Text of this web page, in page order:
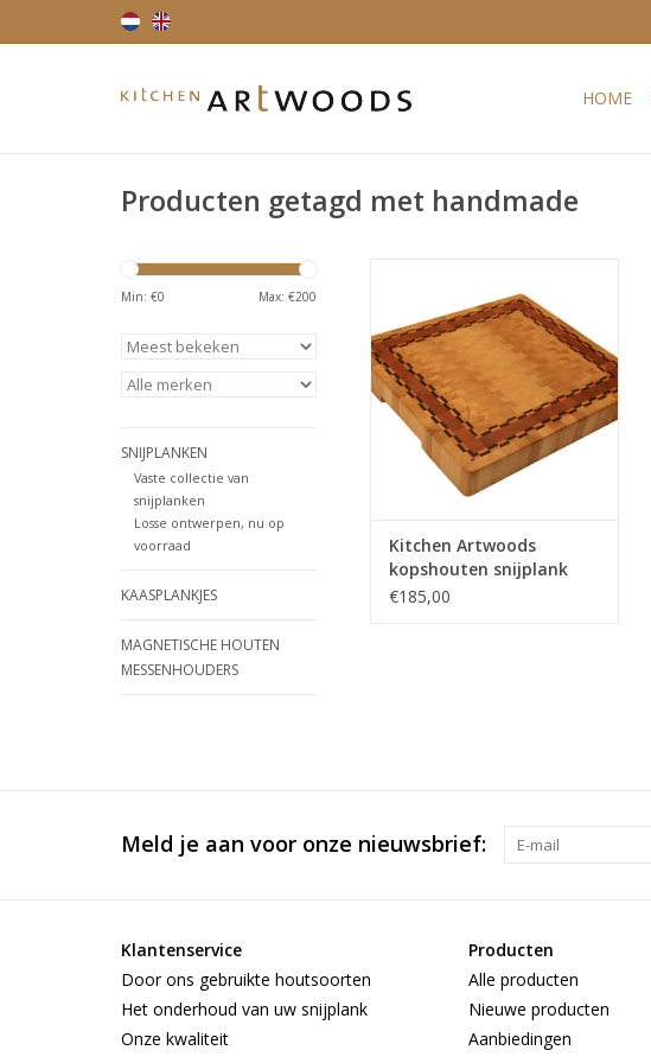
HOME
Producten getagd met handmade
Min: €0 Max: €200
SNIJPLANKEN
Vaste collectie van
snijplanken
Losse ontwerpen, nu op
voorraad
KAASPLANKJES
MAGNETISCHE HOUTEN
MESSENHOUDERS
klassieke varianten uit de
permanente collectie, echter met
een wat meer speelse bies. Het
haagbeuk blijft in onze ogen een
van de beste houtsoorten voor
snijplanken. Het is splijtvast,
werkt niet of nauwelijks en heeft e
TOEVOEGEN AAN WINKELWAGEN
Kitchen Artwoods
kopshouten snijplank
van haagbeuk, kers en
€185,00
Meld je aan voor onze nieuwsbrief:
Klantenservice
Door ons gebruikte houtsoorten
Het onderhoud van uw snijplank
Onze kwaliteit
Producten
Alle producten
Nieuwe producten
Aanbiedingen